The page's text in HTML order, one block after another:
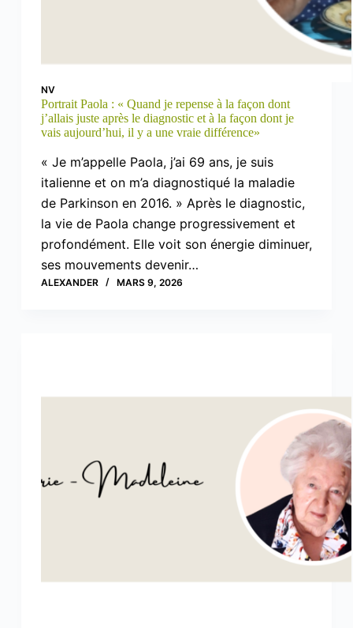
NV
Portrait Paola : « Quand je repense à la façon dont
j’allais juste après le diagnostic et à la façon dont je
vais aujourd’hui, il y a une vraie différence»
« Je m’appelle Paola, j’ai 69 ans, je suis
italienne et on m’a diagnostiqué la maladie
de Parkinson en 2016. » Après le diagnostic,
la vie de Paola change progressivement et
profondément. Elle voit son énergie diminuer,
ses mouvements devenir…
ALEXANDER MARS 9, 2026